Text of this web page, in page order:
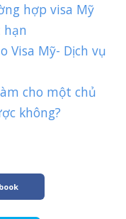
hợp visa Mỹ
Visa Mỹ- Dịch vụ
cho một chủ
không?